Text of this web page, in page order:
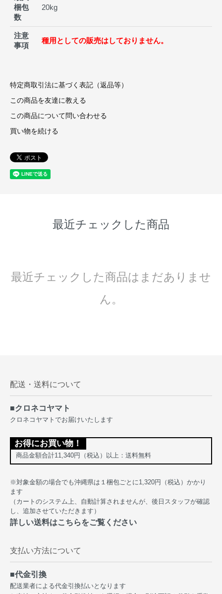
梱包
数
20kg
注意
事項
種用としての販売はしておりません。
特定商取引法に基づく表記（返品等）
この商品を友達に教える
この商品について問い合わせる
買い物を続ける
最近チェックした商品
最近チェックした商品はまだありませ
ん。
配送・送料について
■クロネコヤマト
クロネコヤマトでお届けいたします
お得にお買い物！
商品金額合計11,340円（税込）以上：送料無料
※対象金額の場合でも沖縄県は１梱包ごとに1,320円（税込）かかり
ます
（カートのシステム上、自動計算されませんが、後日スタッフが確認
し、追加させていただきます）
詳しい送料はこちらをご覧ください
支払い方法について
■代金引換
配送業者による代金引換払いとなります